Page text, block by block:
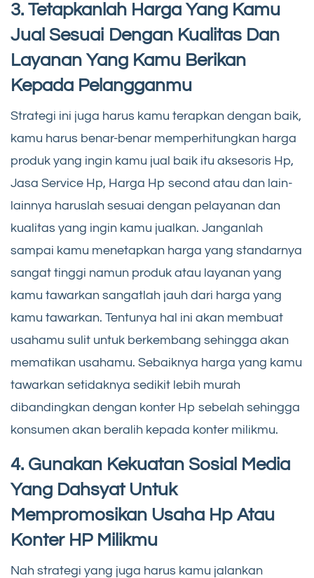
3. Tetapkanlah Harga Yang Kamu
Jual Sesuai Dengan Kualitas Dan
Layanan Yang Kamu Berikan
Kepada Pelangganmu
Strategi ini juga harus kamu terapkan dengan baik,
kamu harus benar-benar memperhitungkan harga
produk yang ingin kamu jual baik itu aksesoris Hp,
Jasa Service Hp, Harga Hp second atau dan lain-
lainnya haruslah sesuai dengan pelayanan dan
kualitas yang ingin kamu jualkan. Janganlah
sampai kamu menetapkan harga yang standarnya
sangat tinggi namun produk atau layanan yang
kamu tawarkan sangatlah jauh dari harga yang
kamu tawarkan. Tentunya hal ini akan membuat
usahamu sulit untuk berkembang sehingga akan
mematikan usahamu. Sebaiknya harga yang kamu
tawarkan setidaknya sedikit lebih murah
dibandingkan dengan konter Hp sebelah sehingga
konsumen akan beralih kepada konter milikmu.
4. Gunakan Kekuatan Sosial Media
Yang Dahsyat Untuk
Mempromosikan Usaha Hp Atau
Konter HP Milikmu
Nah strategi yang juga harus kamu jalankan